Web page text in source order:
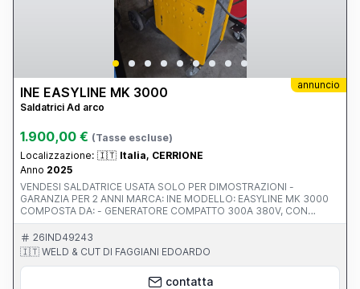
annuncio
INE EASYLINE MK 3000
Saldatrici Ad arco
1.900,00 € (Tasse escluse)
Localizzazione: 🇮🇹 Italia, CERRIONE
Anno 2025
VENDESI SALDATRICE USATA SOLO PER DIMOSTRAZIONI -
GARANZIA PER 2 ANNI MARCA: INE MODELLO: EASYLINE MK 3000
COMPOSTA DA: - GENERATORE COMPATTO 300A 380V, CON
TRAIANFILO 4 RULLI E PANNELLO REGOLAZIONI MIG-MANUALE,
SINERGICO E MMA - PORTABOMBOLA 4 RUOTE - TORCIA TRAFIMET
ERGOPLUS 25/36 4M NUOVA - CAVO MASSA D.50 4M CON PINZA
400A - RIDUTTORE CON OROLOGI HARRIS NUOVO
26IND49243
🇮🇹 WELD & CUT DI FAGGIANI EDOARDO
contatta